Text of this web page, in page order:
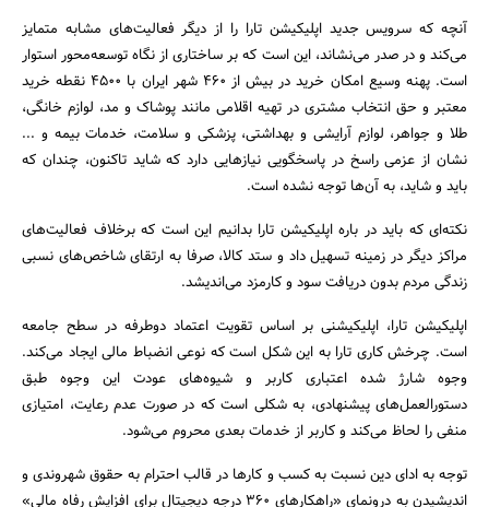
جستجو
آنچه که سرویس جدید اپلیکیشن تارا را از دیگر فعالیت‌های مشابه متمایز
می‌کند و در صدر می‌نشاند، این است که بر ساختاری از نگاه توسعه‌محور استوار
است. پهنه وسیع امکان خرید در بیش از ۴۶۰ شهر ایران با ۴۵۰۰ نقطه خرید
معتبر و حق انتخاب مشتری در تهیه اقلامی مانند‌ پوشاک و مد، لوازم خانگی،
طلا و جواهر، لوازم آرایشی و بهداشتی، پزشکی و سلامت، خدمات بیمه و ...
نشان از عزمی راسخ در پاسخگویی نیازهایی دارد که شاید تاکنون، چندان که
باید و شاید، به آن‌ها توجه نشده است.
نکته‌ای که باید در باره اپلیکیشن تارا بدانیم این است که برخلاف فعالیت‌های
مراکز دیگر در زمینه تسهیل داد و ستد کالا، صرفا به ارتقای شاخص‌های نسبی
زندگی مردم بدون دریافت سود و کارمزد می‌اندیشد.
اپلیکیشن تارا، اپلیکیشنی بر اساس تقویت اعتماد دوطرفه در سطح جامعه
است. چرخش کاری تارا به این شکل است که نوعی انضباط مالی ایجاد می‌کند.
وجوه شارژ شده اعتباری کاربر و شیوه‌های عودت این وجوه طبق
دستورالعمل‌های پیشنهادی، به شکلی است که در صورت عدم رعایت، امتیازی
منفی را لحاظ می‌کند و کاربر از خدمات بعدی محروم می‌شود.
توجه به ادای دین نسبت به کسب و کارها در قالب احترام به حقوق شهروندی و
اندیشیدن به درونمای «راهکارهای ۳۶۰ درجه دیجیتال برای افزایش رفاه مالی»